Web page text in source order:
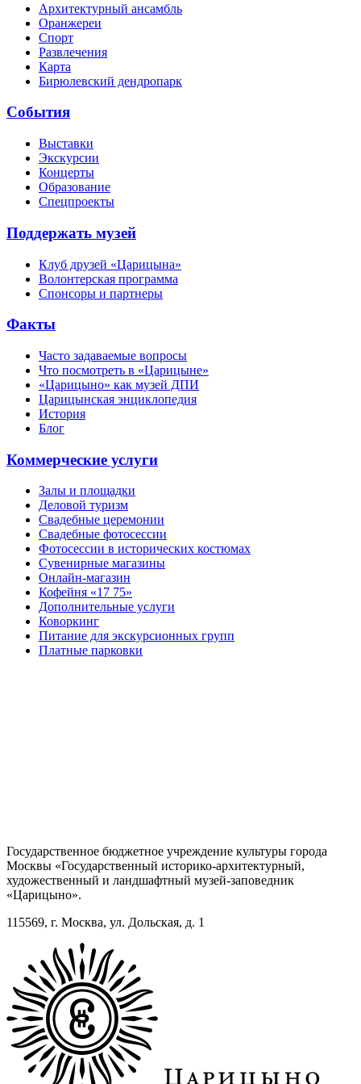
Архитектурный ансамбль
Оранжереи
Спорт
Развлечения
Карта
Бирюлевский дендропарк
События
Выставки
Экскурсии
Концерты
Образование
Спецпроекты
Поддержать музей
Клуб друзей «Царицына»
Волонтерская программа
Спонсоры и партнеры
Факты
Часто задаваемые вопросы
Что посмотреть в «Царицыне»
«Царицыно» как музей ДПИ
Царицынская энциклопедия
История
Блог
Коммерческие услуги
Залы и площадки
Деловой туризм
Свадебные церемонии
Свадебные фотосессии
Фотосессии в исторических костюмах
Сувенирные магазины
Онлайн-магазин
Кофейня «17 75»
Дополнительные услуги
Коворкинг
Питание для экскурсионных групп
Платные парковки
Государственное бюджетное учреждение культуры города
Москвы «Государственный историко-архитектурный,
художественный и ландшафтный музей-заповедник
«Царицыно».
115569, г. Москва, ул. Дольская, д. 1